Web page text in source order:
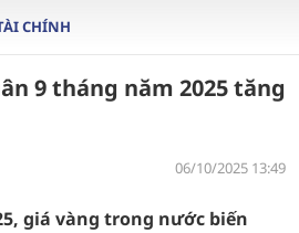
CHÍNH
9 tháng năm 2025 tăng
06/10/2025 13:49
giá vàng trong nước biến